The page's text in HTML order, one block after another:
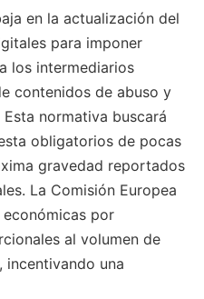
en la actualización del
para imponer
los intermediarios
contenidos de abuso y
normativa buscará
obligatorios de pocas
gravedad reportados
La Comisión Europea
por
al volumen de
incentivando una